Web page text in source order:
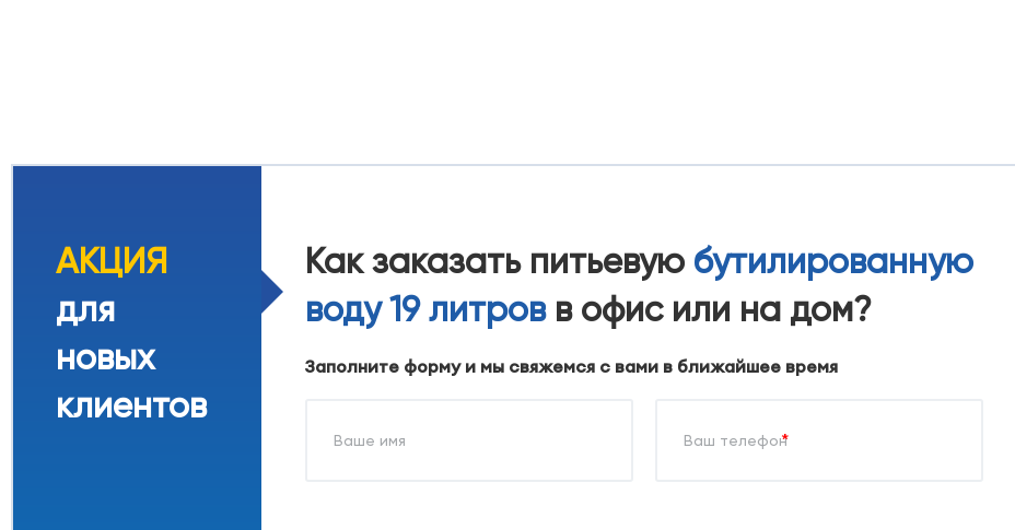
АКЦИЯ
для
новых
клиентов
Как заказать питьевую бутилированную
воду 19 литровв офис или на дом?
Заполните форму и мы свяжемся с вами в ближайшее время
*